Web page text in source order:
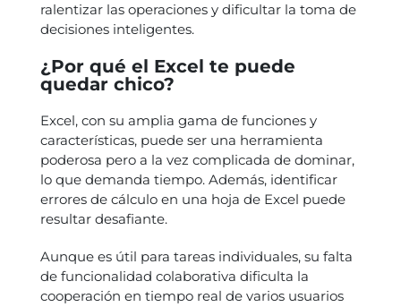
ralentizar las operaciones y dificultar la toma de
decisiones inteligentes.
¿Por qué el Excel te puede
quedar chico?
Excel, con su amplia gama de funciones y
características, puede ser una herramienta
poderosa pero a la vez complicada de dominar,
lo que demanda tiempo. Además, identificar
errores de cálculo en una hoja de Excel puede
resultar desafiante.
Aunque es útil para tareas individuales, su falta
de funcionalidad colaborativa dificulta la
cooperación en tiempo real de varios usuarios